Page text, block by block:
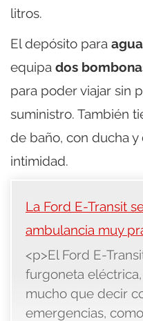
litros.
El depósito para
equipa dos
para poder viajar sin
suministro. También
de baño, con ducha
intimidad.
La Ford E-Transit
ambulancia muy
<p>El Ford E-
furgoneta
mucho que decir
emergencias,